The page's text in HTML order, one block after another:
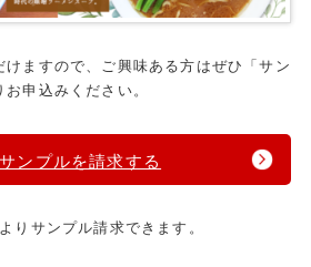
ますので、ご興味ある方はぜひ「サン
申込みください。
ンプルを請求する
りサンプル請求できます。